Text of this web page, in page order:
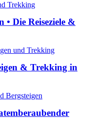
• Die Reiseziele &
& Trekking in